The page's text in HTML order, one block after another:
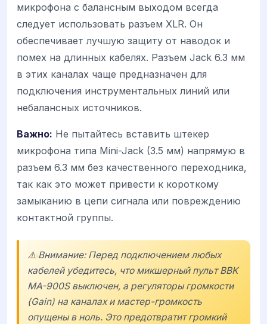
микрофона с балансным выходом всегда
следует использовать разъем XLR. Он
обеспечивает лучшую защиту от наводок и
помех на длинных кабелях. Разъем Jack 6.3 мм
в этих каналах чаще предназначен для
подключения инструментальных линий или
небалансных источников.
Важно: Не пытайтесь вставить штекер
микрофона типа Mini-Jack (3.5 мм) напрямую в
разъем 6.3 мм без качественного переходника,
так как это может привести к короткому
замыканию в цепи сигнала или повреждению
контактной группы.
⚠️ Внимание: Перед подключением любых
кабелей убедитесь, что микшерный пультBBK
MA-900Sвыключен, а регуляторы громкости
(Gain) на каналах и мастер-громкость
опущены в ноль. Это предотвратит громкий